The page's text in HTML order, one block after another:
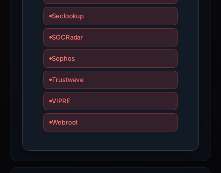
observations,
a
Avoid
with
domain;
submit
appeal
if
Seclookup
SOCRadar
Sophos
Trustwave
VIPRE
Webroot